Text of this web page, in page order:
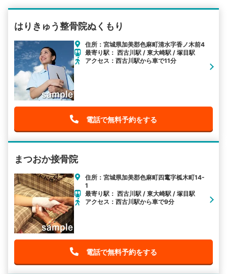
検索する
その他の検索方法
駅から探す
はりきゅう整骨院ぬくもり
住所：宮城県加美郡色麻町清水字香ノ木前4
最寄り駅： 西古川駅 / 東大崎駅 / 塚目駅
アクセス：西古川駅から車で11分
電話で無料予約をする
まつおか接骨院
住所：宮城県加美郡色麻町四竃字柧木町14-
1
最寄り駅： 西古川駅 / 東大崎駅 / 塚目駅
アクセス：西古川駅から車で9分
電話で無料予約をする